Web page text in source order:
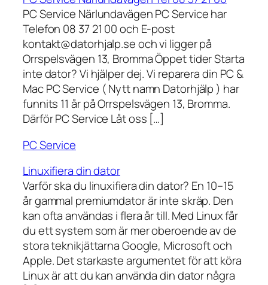
PC Service Närlundavägen PC Service har
Telefon 08 37 21 00 och E-post
kontakt@datorhjalp.se och vi ligger på
Orrspelsvägen 13, Bromma Öppet tider Starta
inte dator? Vi hjälper dej. Vi reparera din PC &
Mac PC Service ( Nytt namn Datorhjälp ) har
funnits 11 år på Orrspelsvägen 13, Bromma.
Därför PC Service Låt oss […]
PC Service
Linuxifiera din dator
Varför ska du linuxifiera din dator? En 10–15
år gammal premiumdator är inte skräp. Den
kan ofta användas i flera år till. Med Linux får
du ett system som är mer oberoende av de
stora teknikjättarna Google, Microsoft och
Apple. Det starkaste argumentet för att köra
Linux är att du kan använda din dator några